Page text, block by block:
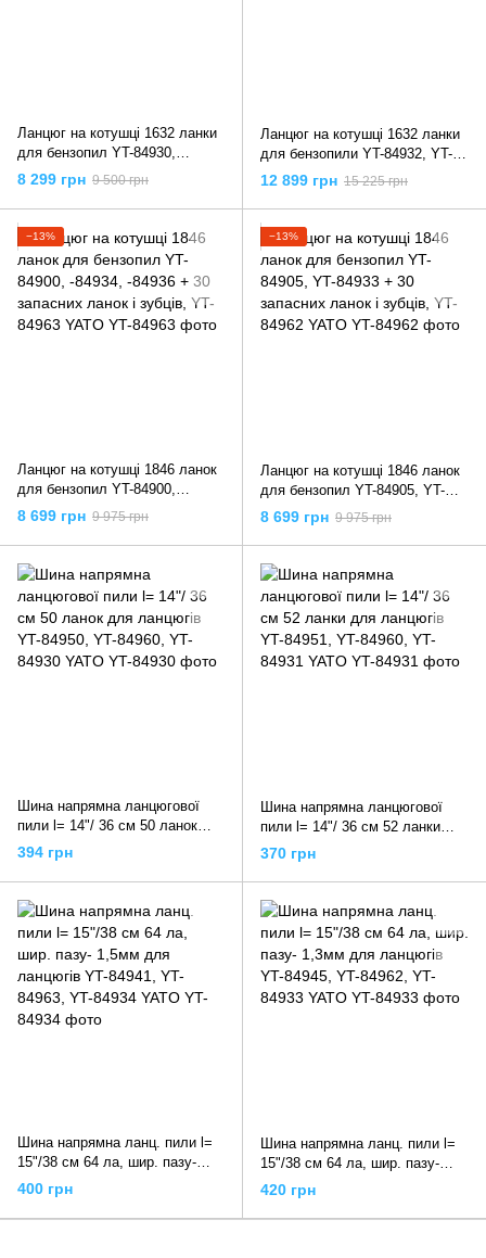
Ланцюг на котушці 1632 ланки
для бензопил YT-84930,
-84931, -84935 + 30 запасних
ланок і зубців, YT-84960 YATO
8 299 грн 9 500 грн
Ланцюг на котушці 1632 ланки
для бензопили YT-84932, YT-
84961 YATO
12 899 грн 15 225 грн
−13%
Ланцюг на котушці 1846 ланок
для бензопил YT-84900,
-84934, -84936 + 30 запасних
ланок і зубців, YT-84963 YATO
8 699 грн 9 975 грн
−13%
Ланцюг на котушці 1846 ланок
для бензопил YT-84905, YT-
84933 + 30 запасних ланок і
зубців, YT-84962 YATO
8 699 грн 9 975 грн
Шина напрямна ланцюгової
пили l= 14"/ 36 см 50 ланок
для ланцюгів YT-84950, YT-
84960, YT-84930 YATO
394 грн
Шина напрямна ланцюгової
пили l= 14"/ 36 см 52 ланки
для ланцюгів YT-84951, YT-
84960, YT-84931 YATO
370 грн
Шина напрямна ланц. пили l=
15"/38 см 64 ла, шир. пазу-
1,5мм для ланцюгів YT-84941,
YT-84963, YT-84934 YATO
400 грн
Шина напрямна ланц. пили l=
15"/38 см 64 ла, шир. пазу-
1,3мм для ланцюгів YT-84945,
YT-84962, YT-84933 YATO
420 грн